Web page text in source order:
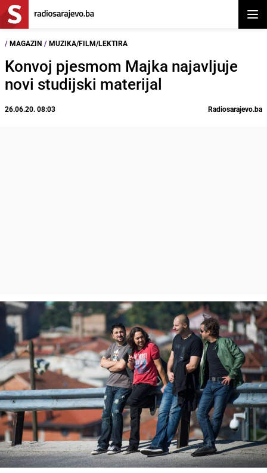
/ MAGAZIN / MUZIKA/FILM/LEKTIRA
Konvoj pjesmom Majka najavljuje
novi studijski materijal
26.06.20. 08:03 Radiosarajevo.ba